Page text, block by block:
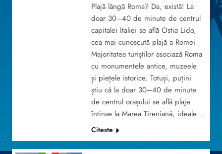
Plajă lângă Roma? Da, există! La
doar 30–40 de minute de centrul
capitalei Italiei se află Ostia Lido,
cea mai cunoscută plajă a Romei
Majoritatea turiștilor asociază Roma
cu monumentele antice, muzeele
și piețele istorice. Totuși, puțini
știu că la doar 30–40 de minute
de centrul orașului se află plaje
întinse la Marea Tireniană, ideale…
Citeste